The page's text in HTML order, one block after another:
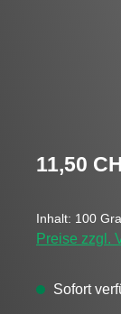
Regulärer
11,50
Inhalt: 100
Preise zzgl.
Sofort